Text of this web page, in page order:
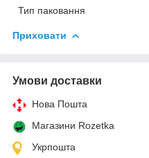
Тип паковання
Приховати
Умови доставки
Нова Пошта
Магазини Rozetka
Укрпошта